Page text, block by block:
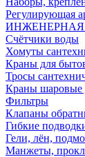
Регулирующая
Счётчики воды
Хомуты
Краны для
Тросы
Краны шаровые
Фильтры
Клапаны
Гибкие
Гели, лён,
Манжеты,